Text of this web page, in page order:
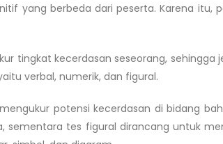
yang berbeda dari peserta. Karena itu,
tingkat kecerdasan seseorang, sehingga
verbal, numerik, dan figural.
potensi kecerdasan di bidang
sementara tes figural dirancang untuk